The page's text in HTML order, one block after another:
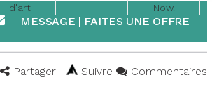
d'art
Now.
MESSAGE | FAITES UNE OFFRE
Partager Suivre Commentaires